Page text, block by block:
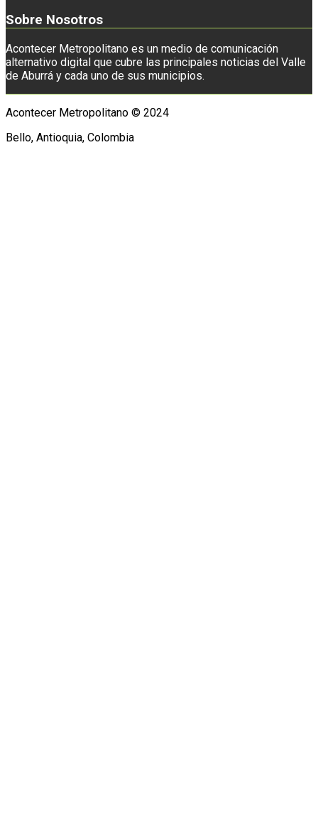
Sobre Nosotros
Acontecer Metropolitano es un medio de comunicación
alternativo digital que cubre las principales noticias del Valle
de Aburrá y cada uno de sus municipios.
Acontecer Metropolitano © 2024
Bello, Antioquia, Colombia